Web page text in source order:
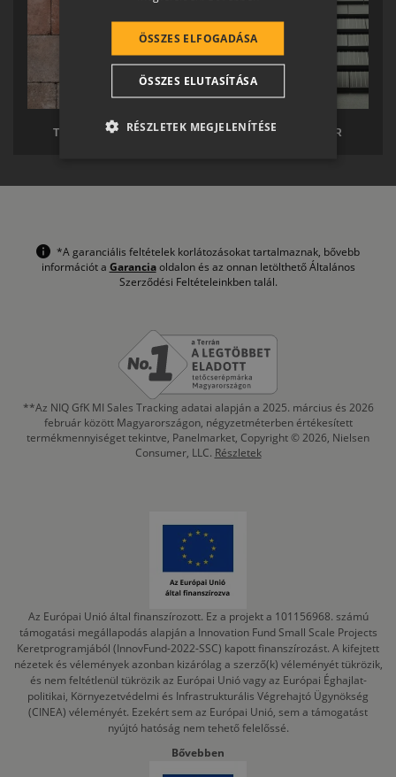
TERRÁN TÉRKŐ TERRÁN SOLAR
*A garanciális feltételek korlátozásokat tartalmaznak, bővebb
információt a Garanciaoldalon és az onnan letölthető Általános
Szerződési Feltételeinkben talál.
**Az NIQ GfK MI Sales Tracking adatai alapján a 2025. március és 2026
február között Magyarországon, négyzetméterben értékesített
termékmennyiséget tekintve, Panelmarket, Copyright © 2026, Nielsen
Consumer, LLC. Részletek
Az Európai Unió által finanszírozott. Ez a projekt a 101156968. számú
támogatási megállapodás alapján a Innovation Fund Small Scale Projects
Keretprogramjából (InnovFund-2022-SSC) kapott finanszírozást. A kifejtett
nézetek és vélemények azonban kizárólag a szerző(k) véleményét tükrözik,
és nem feltétlenül tükrözik az Európai Unió vagy az Európai Éghajlat-
politikai, Környezetvédelmi és Infrastrukturális Végrehajtó Ügynökség
(CINEA) véleményét. Ezekért sem az Európai Unió, sem a támogatást
nyújtó hatóság nem tehető felelőssé.
Bővebben
CROATIAN
SR
RO-HU
ÖSSZES ELFOGADÁSA
ÖSSZES ELUTASÍTÁSA
RÉSZLETEK MEGJELENÍTÉSE